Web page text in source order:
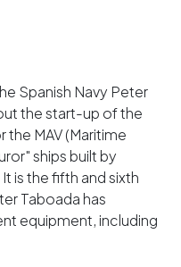
Spanish Navy Peter
the start-up of the
MAV (Maritime
ships built by
is the fifth and sixth
Taboada has
equipment, including